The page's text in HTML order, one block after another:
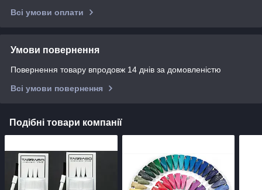
Всі умови оплати
Умови повернення
Повернення товару впродовж 14 днів за домовленістю
Всі умови повернення
Подібні товари компанії